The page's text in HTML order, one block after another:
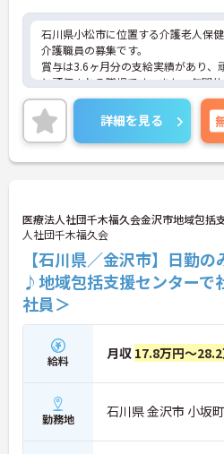
石川県小松市に位置する介護老人保
介護職員の募集です。
賞与は3.6ヶ月分の支給実績があり、
と評価される職場です。また、年間
あり、プライベートを大切にしなが
けます。
ご興味のある方には、面接対策ポイ
に詳細をお話しいたしますのでお気
さい！
詳細を見る
医療法人社団千木福久会金沢市地域包括
人社団千木福久会
【石川県／金沢市】日勤
♪地域包括支援センターで
社員＞
給料 月収 17.8万円～
勤務地 石川県 金沢市 小坂